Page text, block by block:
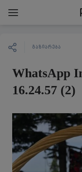
ᲒᲐᲖᲘᲐᲠᲔᲑᲐ
WhatsApp
16.24.57 (2)